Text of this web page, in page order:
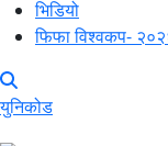
भिडियो
फिफा विश्वकप-
युनिकोड